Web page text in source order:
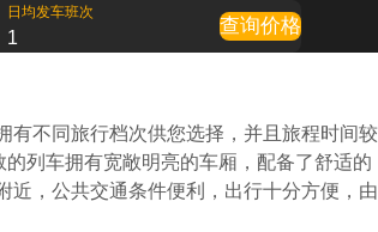
日均发车班次
1
查询价格
有不同旅行档次供您选择，并且旅程时间较
列车拥有宽敞明亮的车厢，配备了舒适的
近，公共交通条件便利，出行十分方便，由